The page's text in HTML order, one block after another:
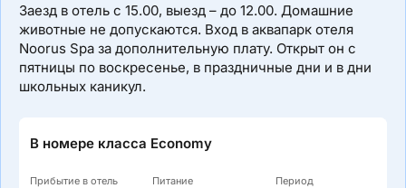
Заезд в отель с 15.00, выезд – до 12.00. Домашние
животные не допускаются. Вход в аквапарк отеля
Noorus Spa за дополнительную плату. Открыт он с
пятницы по воскресенье, в праздничные дни и в дни
школьных каникул.
В номере класса Economy
Прибытие в отель Питание Период